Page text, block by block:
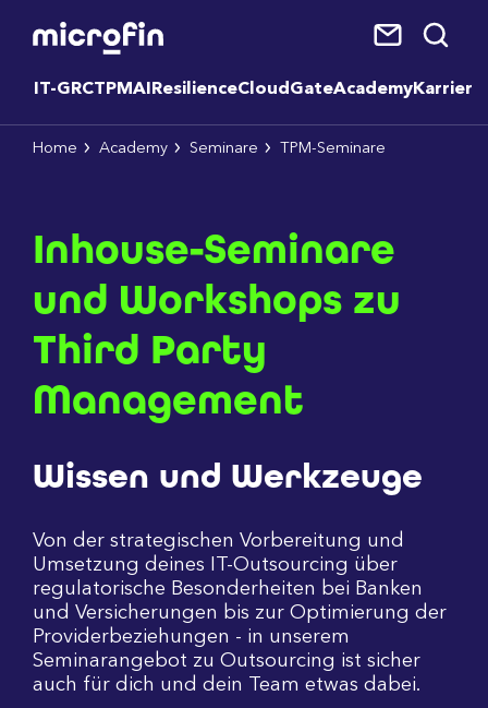
IT-GRCTPMAI ResilienceCloudGateAcademyKarriere
Home Academy Seminare TPM-Seminare
Inhouse-Seminare
und Workshops zu
Third Party
Management
Wissen und Werkzeuge
Von der strategischen Vorbereitung und
Umsetzung deines IT-Outsourcing über
regulatorische Besonderheiten bei Banken
und Versicherungen bis zur Optimierung der
Providerbeziehungen - in unserem
Seminarangebot zu Outsourcing ist sicher
auch für dich und dein Team etwas dabei.